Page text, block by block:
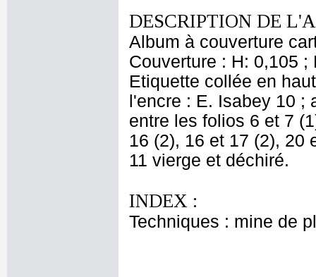
DESCRIPTION DE
Album à couverture
Couverture : H: 0,105
Etiquette collée en
l'encre : E. Isabey 10 ;
entre les folios 6 et 7
16 (2), 16 et 17 (2), 20
11 vierge et déchiré.
INDEX :
Techniques : mine de